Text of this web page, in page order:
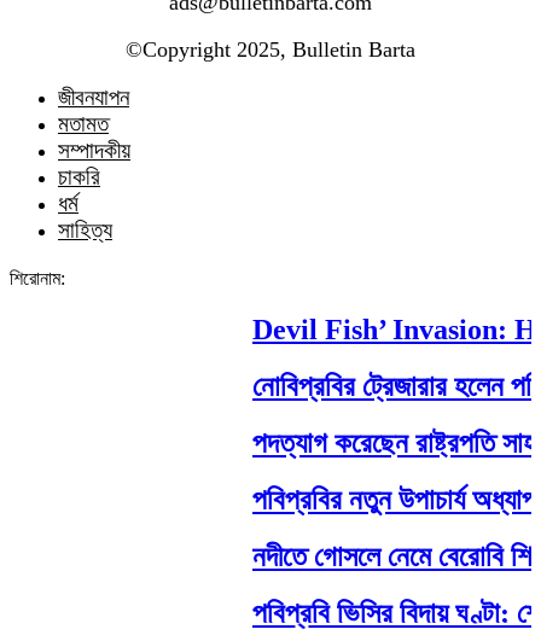
©️Copyright 2025, Bulletin Barta
জীবনযাপন
মতামত
সম্পাদকীয়
চাকরি
ধর্ম
সাহিত্য
শিরোনাম:
Devil Fish’ Invasion:
নোবিপ্রবির ট্রেজারার হলেন
পদত্যাগ করেছেন রাষ্ট্রপতি
পবিপ্রবির নতুন উপাচার্য
নদীতে গোসলে নেমে বেরোবি
পবিপ্রবি ভিসির বিদায় ঘণ্টা: